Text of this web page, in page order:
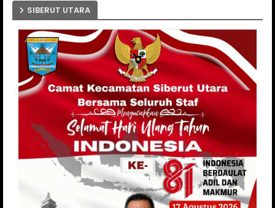
SIBERUT UTARA